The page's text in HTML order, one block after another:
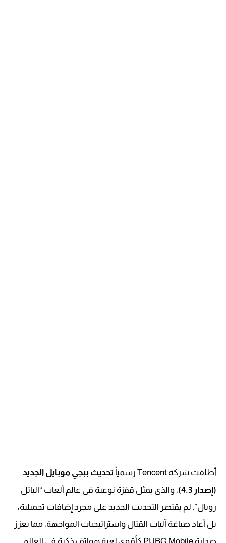
أطلقت شركة Tencent رسمياً
تحديث ببجي موبايل الجديد
(إصدار 4.3)
، والذي يمثل قفزة نوعية في عالم ألعاب “الباتل
رويال”. لم يقتصر التحديث الجديد على مجرد إضافات تجميلية،
بل أعاد صياغة آليات القتال واستراتيجيات المواجهة، مما يعزز